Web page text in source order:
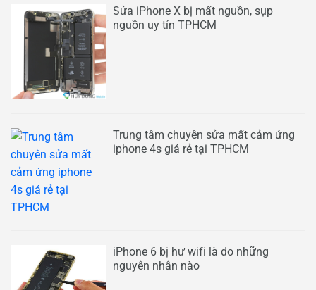
Sửa iPhone X bị mất nguồn, sụp
nguồn uy tín TPHCM
Trung tâm chuyên sửa mất cảm ứng
iphone 4s giá rẻ tại TPHCM
iPhone 6 bị hư wifi là do những
nguyên nhân nào